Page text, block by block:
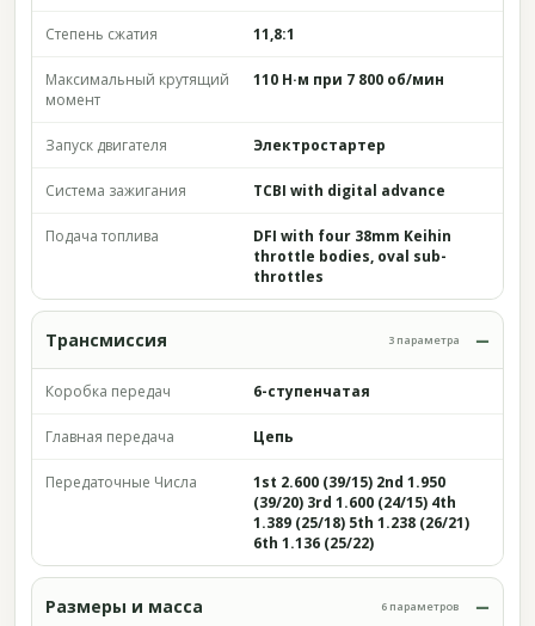
Степень сжатия 11,8:1
Максимальный крутящий
момент
110 Н·м при 7 800 об/мин
Запуск двигателя Электростартер
Система зажигания TCBI with digital advance
Подача топлива
DFI with four 38mm Keihin
throttle bodies, oval sub-
throttles
Трансмиссия 3 параметра
Коробка передач 6-ступенчатая
Главная передача Цепь
Передаточные Числа
1st 2.600 (39/15) 2nd 1.950
(39/20) 3rd 1.600 (24/15) 4th
1.389 (25/18) 5th 1.238 (26/21)
6th 1.136 (25/22)
Размеры и масса 6 параметров